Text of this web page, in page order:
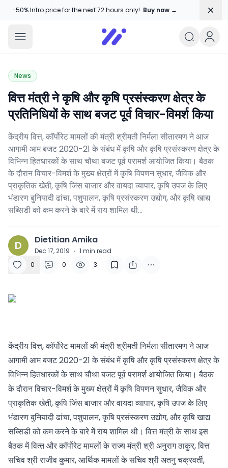
-50% Intro price for the next 72 hours only!. Buy now →
Amika Chitranshi
My WordPress Blog
News
वित्त मंत्री ने कृषि और कृषि प्रसंस्करण क्षेत्र के
प्रतिनिधियों के साथ बजट पूर्व विचार-विमर्श किया
केंद्रीय वित्त, कॉर्पोरेट मामलों की मंत्री श्रीमती निर्मला सीतारमण ने आज
आगामी आम बजट 2020-21 के संबंध में कृषि और कृषि प्रसंस्करण क्षेत्र के
विभिन्न हितधारकों के साथ चौथा बजट पूर्व परामर्श आयोजित किया। बैठक
के दौरान विचार-विमर्श के मुख्य क्षेत्रों में कृषि विपणन सुधार, जैविक और
प्राकृतिक खेती, कृषि जिंस बाजार और वायदा व्यापार, कृषि उपज के लिए
भंडारण बुनियादी ढांचा, पशुपालन, कृषि प्रसंस्करण उद्योग, और कृषि खाद्य
सब्सिडी को कम करने के बारे में राय शामिल थी…
D Dietitian Amika
Dec 17, 2019 · 1 min read
0
0 3
केंद्रीय वित्त, कॉर्पोरेट मामलों की मंत्री श्रीमती निर्मला सीतारमण ने आज
आगामी आम बजट 2020-21 के संबंध में कृषि और कृषि प्रसंस्करण क्षेत्र के
विभिन्न हितधारकों के साथ चौथा बजट पूर्व परामर्श आयोजित किया। बैठक
के दौरान विचार-विमर्श के मुख्य क्षेत्रों में कृषि विपणन सुधार, जैविक और
प्राकृतिक खेती, कृषि जिंस बाजार और वायदा व्यापार, कृषि उपज के लिए
भंडारण बुनियादी ढांचा, पशुपालन, कृषि प्रसंस्करण उद्योग, और कृषि खाद्य
सब्सिडी को कम करने के बारे में राय शामिल थी। वित्त मंत्री के साथ इस
बैठक में वित्‍त और कॉर्पोरेट मामलों के राज्य मंत्री श्री अनुराग ठाकुर, वित्त
सचिव श्री राजीव कुमार, आर्थिक मामलों के सचिव श्री अतनु चक्रवर्ती,